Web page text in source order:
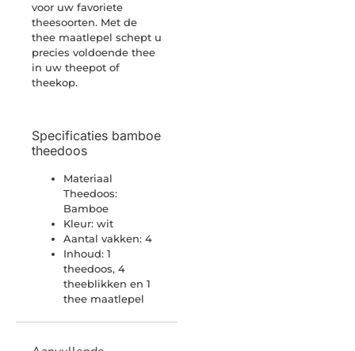
voor uw favoriete
theesoorten. Met de
thee maatlepel schept u
precies voldoende thee
in uw theepot of
theekop.
Specificaties bamboe
theedoos
Materiaal
Theedoos:
Bamboe
Kleur: wit
Aantal vakken: 4
Inhoud: 1
theedoos, 4
theeblikken en 1
thee maatlepel